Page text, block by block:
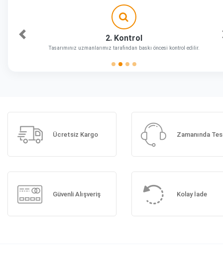
2. Kontrol
Tasarımınız uzmanlarımız tarafından baskı öncesi kontrol edilir.
Önceki
Ücretsiz Kargo Zamanında
Güvenli Alışveriş Kolay İade